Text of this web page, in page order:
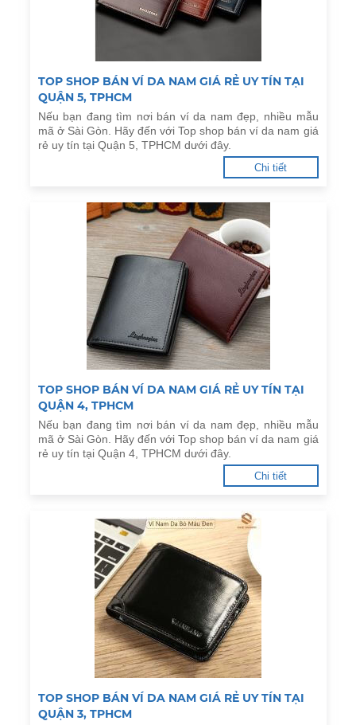
TOP SHOP BÁN VÍ DA NAM GIÁ RẺ UY TÍN TẠI
QUẬN 5, TPHCM
Nếu bạn đang tìm nơi bán ví da nam đẹp, nhiều mẫu
mã ở Sài Gòn. Hãy đến với Top shop bán ví da nam giá
rẻ uy tín tại Quận 5, TPHCM dưới đây.
Chi tiết
TOP SHOP BÁN VÍ DA NAM GIÁ RẺ UY TÍN TẠI
QUẬN 4, TPHCM
Nếu bạn đang tìm nơi bán ví da nam đẹp, nhiều mẫu
mã ở Sài Gòn. Hãy đến với Top shop bán ví da nam giá
rẻ uy tín tại Quận 4, TPHCM dưới đây.
Chi tiết
TOP SHOP BÁN VÍ DA NAM GIÁ RẺ UY TÍN TẠI
QUẬN 3, TPHCM